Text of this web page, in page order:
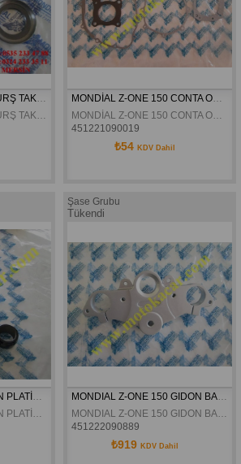
MONDİAL Z-ONE 150 FURŞ TAKIMI ORJİNAL
MONDİAL Z-ONE 150 FURŞ TAKIMI ORJİNAL
MONDİAL Z-ONE 150 CONTA ORJİNAL
MONDİAL Z-ONE 150 CONTA ORJİNAL
451221090019
₺54 KDV Dahil
MONDİAL Z-ONE 150 ÖN PLATİN ORJİNAL
MONDİAL Z-ONE 150 ÖN PLATİN ORJİNAL
Şase Grubu
Tükendi
MONDIAL Z-ONE 150 GIDON BAGLANTI TABLASI ORJINAL
MONDIAL Z-ONE 150 GIDON BAGLANTI TABLASI ORJINAL
451222090889
₺919 KDV Dahil